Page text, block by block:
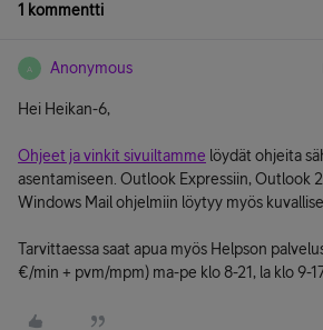
1 kommentti
A Anonymous
Hei Heikan-6,
Ohjeet ja vinkit sivuiltamme löydät ohjeita
asentamiseen. Outlook Expressiin, Outlook
Windows Mail ohjelmiin löytyy myös
Tarvittaessa saat apua myös Helpson
€/min + pvm/mpm) ma-pe klo 8-21, la klo 9-